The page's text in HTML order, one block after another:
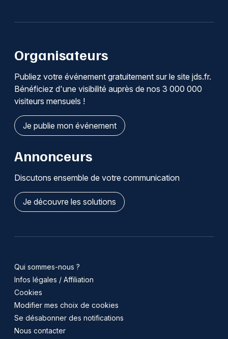
Organisateurs
Publiez votre événement gratuitement sur le site jds.fr.
Bénéficiez d'une visibilité auprès de nos 3 000 000
visiteurs mensuels !
Je publie mon événement
Annonceurs
Discutons ensemble de votre communication
Je découvre les solutions
Qui sommes-nous ?
Infos légales / Affiliation
Cookies
Modifier mes choix de cookies
Se désabonner des notifications
Nous contacter